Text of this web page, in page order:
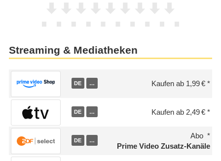
Streaming & Mediatheken
DE … Kaufen ab 1,99 €
DE … Kaufen ab 2,49 €
DE …
Abo
Prime Video Zusatz-Kanäle